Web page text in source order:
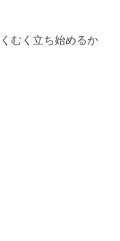
むく立ち始めるか